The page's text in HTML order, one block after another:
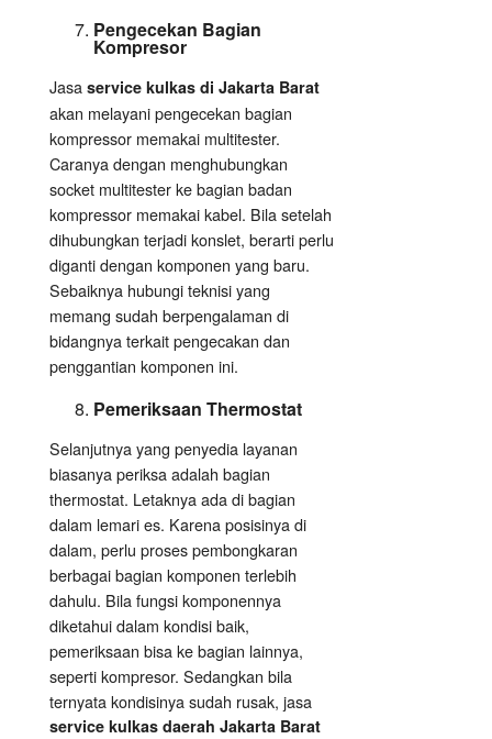
Pengecekan Bagian
Kompresor
Jasa service kulkas di Jakarta Barat
akan melayani pengecekan bagian
kompressor memakai multitester.
Caranya dengan menghubungkan
socket multitester ke bagian badan
kompressor memakai kabel. Bila setelah
dihubungkan terjadi konslet, berarti perlu
diganti dengan komponen yang baru.
Sebaiknya hubungi teknisi yang
memang sudah berpengalaman di
bidangnya terkait pengecakan dan
penggantian komponen ini.
Pemeriksaan Thermostat
Selanjutnya yang penyedia layanan
biasanya periksa adalah bagian
thermostat. Letaknya ada di bagian
dalam lemari es. Karena posisinya di
dalam, perlu proses pembongkaran
berbagai bagian komponen terlebih
dahulu. Bila fungsi komponennya
diketahui dalam kondisi baik,
pemeriksaan bisa ke bagian lainnya,
seperti kompresor. Sedangkan bila
ternyata kondisinya sudah rusak, jasa
service kulkas daerah Jakarta Barat